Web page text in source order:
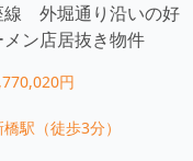
線 外堀通り沿いの好
ン店居抜き物件
円
橋駅（徒歩3分）